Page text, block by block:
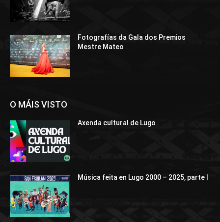
Fotografías da Gala dos Premios
Mestre Mateo
O MÁIS VISTO
Axenda cultural de Lugo
Música feita en Lugo 2000 – 2025, parte I